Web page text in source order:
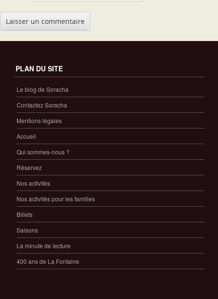
PLAN DU SITE
Le blog de Soracha
Contactez Soracha
Mentions légales
Accueil
Qui sommes-nous ?
Réservez
Nos activités
Nos activités pour les familles
Billets
Saisons
La minute de lecture
400 ans de La Fontaine